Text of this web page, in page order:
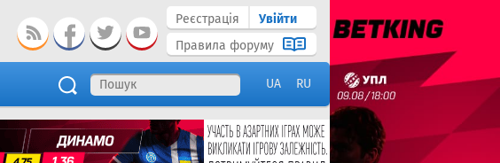
Реєстрація
Увійти
Правила форуму
UA RU